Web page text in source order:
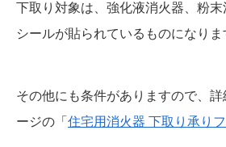
下取り対象は、強化液消火器、粉
シールが貼られているものになりま
その他にも条件がありますので、
ージの「 住宅用消火器 下取り承りフ